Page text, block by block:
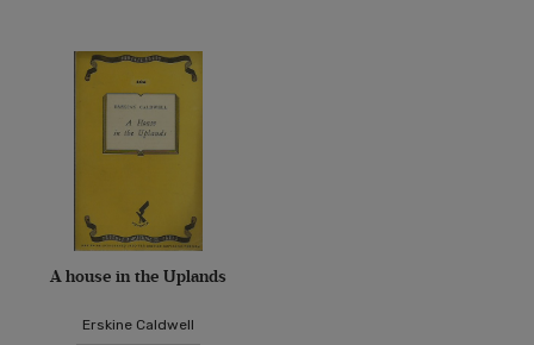
A house in the Uplands
Erskine Caldwell